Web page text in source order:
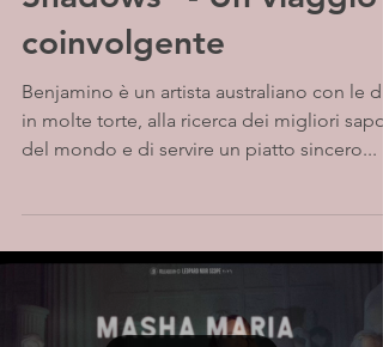
coinvolgente
Benjamino è un artista australiano con le
in molte torte, alla ricerca dei migliori
del mondo e di servire un piatto sincero...